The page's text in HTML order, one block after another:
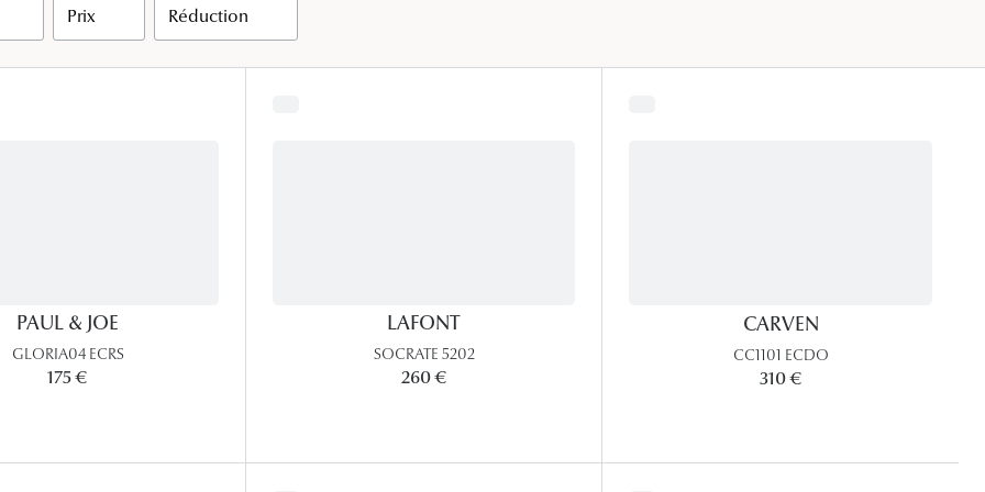
Lunettes de vue Gucci
Prix Réduction
PAUL & JOE
GLORIA04 ECRS
175 €
LAFONT
SOCRATE 5202
260 €
CARVEN
CC1101 ECDO
310 €